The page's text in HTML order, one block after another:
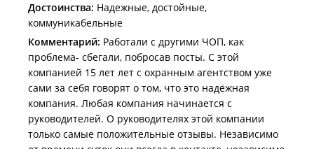
Достоинства: Надежные, достойные,
коммуникабельные
Комментарий: Работали с другими ЧОП, как
проблема- сбегали, побросав посты. С этой
компанией 15 лет лет с охранным агентством уже
сами за себя говорят о том, что это надёжная
компания. Любая компания начинается с
руководителей. О руководителях этой компании
только самые положительные отзывы. Независимо